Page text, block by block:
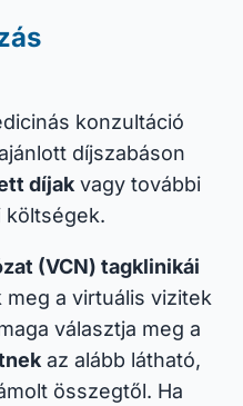
konzultáció
díjszabáson
díjak vagy további
költségek.
(VCN) tagklinikái
meg a virtuális vizitek
választja meg a
az alább látható,
összegtől. Ha